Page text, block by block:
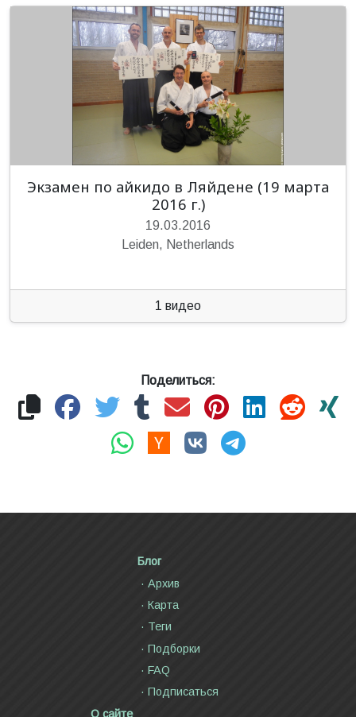
Экзамен по айкидо в Ляйдене (19 марта
2016 г.)
19.03.2016
Leiden, Netherlands
1 видео
Поделиться:
Блог
Архив
Карта
Теги
Подборки
FAQ
Подписаться
О сайте